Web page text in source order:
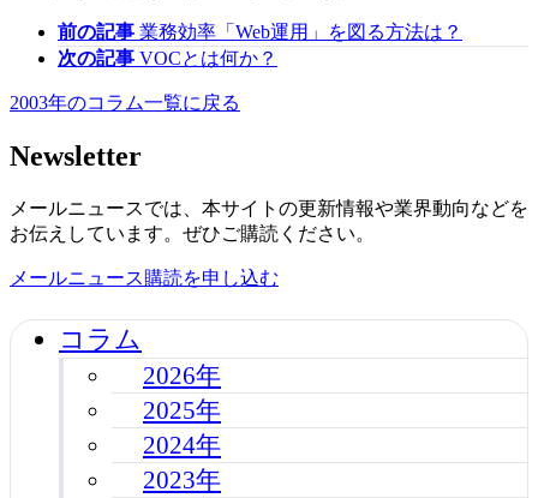
前の記事 業務効率「Web運用」を図る方法は？
次の記事 VOCとは何か？
2003年のコラム一覧に戻る
Newsletter
メールニュースでは、本サイトの更新情報や業界動向などを
お伝えしています。ぜひご購読ください。
メールニュース購読を申し込む
コラム
2026年
2025年
2024年
2023年